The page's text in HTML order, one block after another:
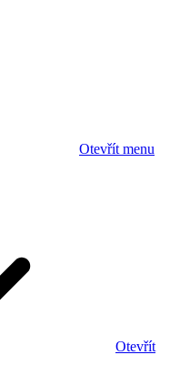
Otevřít menu
Otevřít